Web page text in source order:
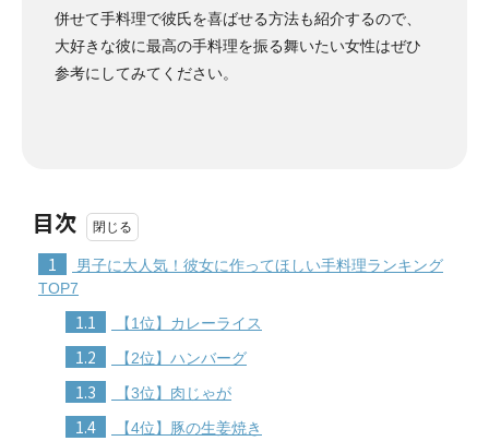
併せて手料理で彼氏を喜ばせる方法も紹介するので、
大好きな彼に最高の手料理を振る舞いたい女性はぜひ
参考にしてみてください。
目次
1
男子に大人気！彼女に作ってほしい手料理ランキング
TOP7
1.1 【1位】カレーライス
1.2 【2位】ハンバーグ
1.3 【3位】肉じゃが
1.4 【4位】豚の生姜焼き